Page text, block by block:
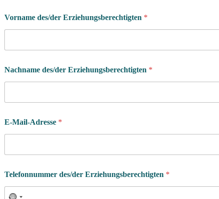
Vorname des/der Erziehungsberechtigten *
Nachname des/der Erziehungsberechtigten *
E-Mail-Adresse *
Telefonnummer des/der Erziehungsberechtigten *